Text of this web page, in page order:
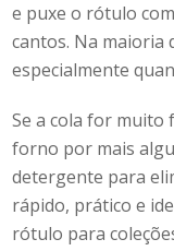
e puxe o rótulo
cantos. Na maioria
especialmente
Se a cola for
forno por mais
detergente para
rápido, prático e
rótulo para